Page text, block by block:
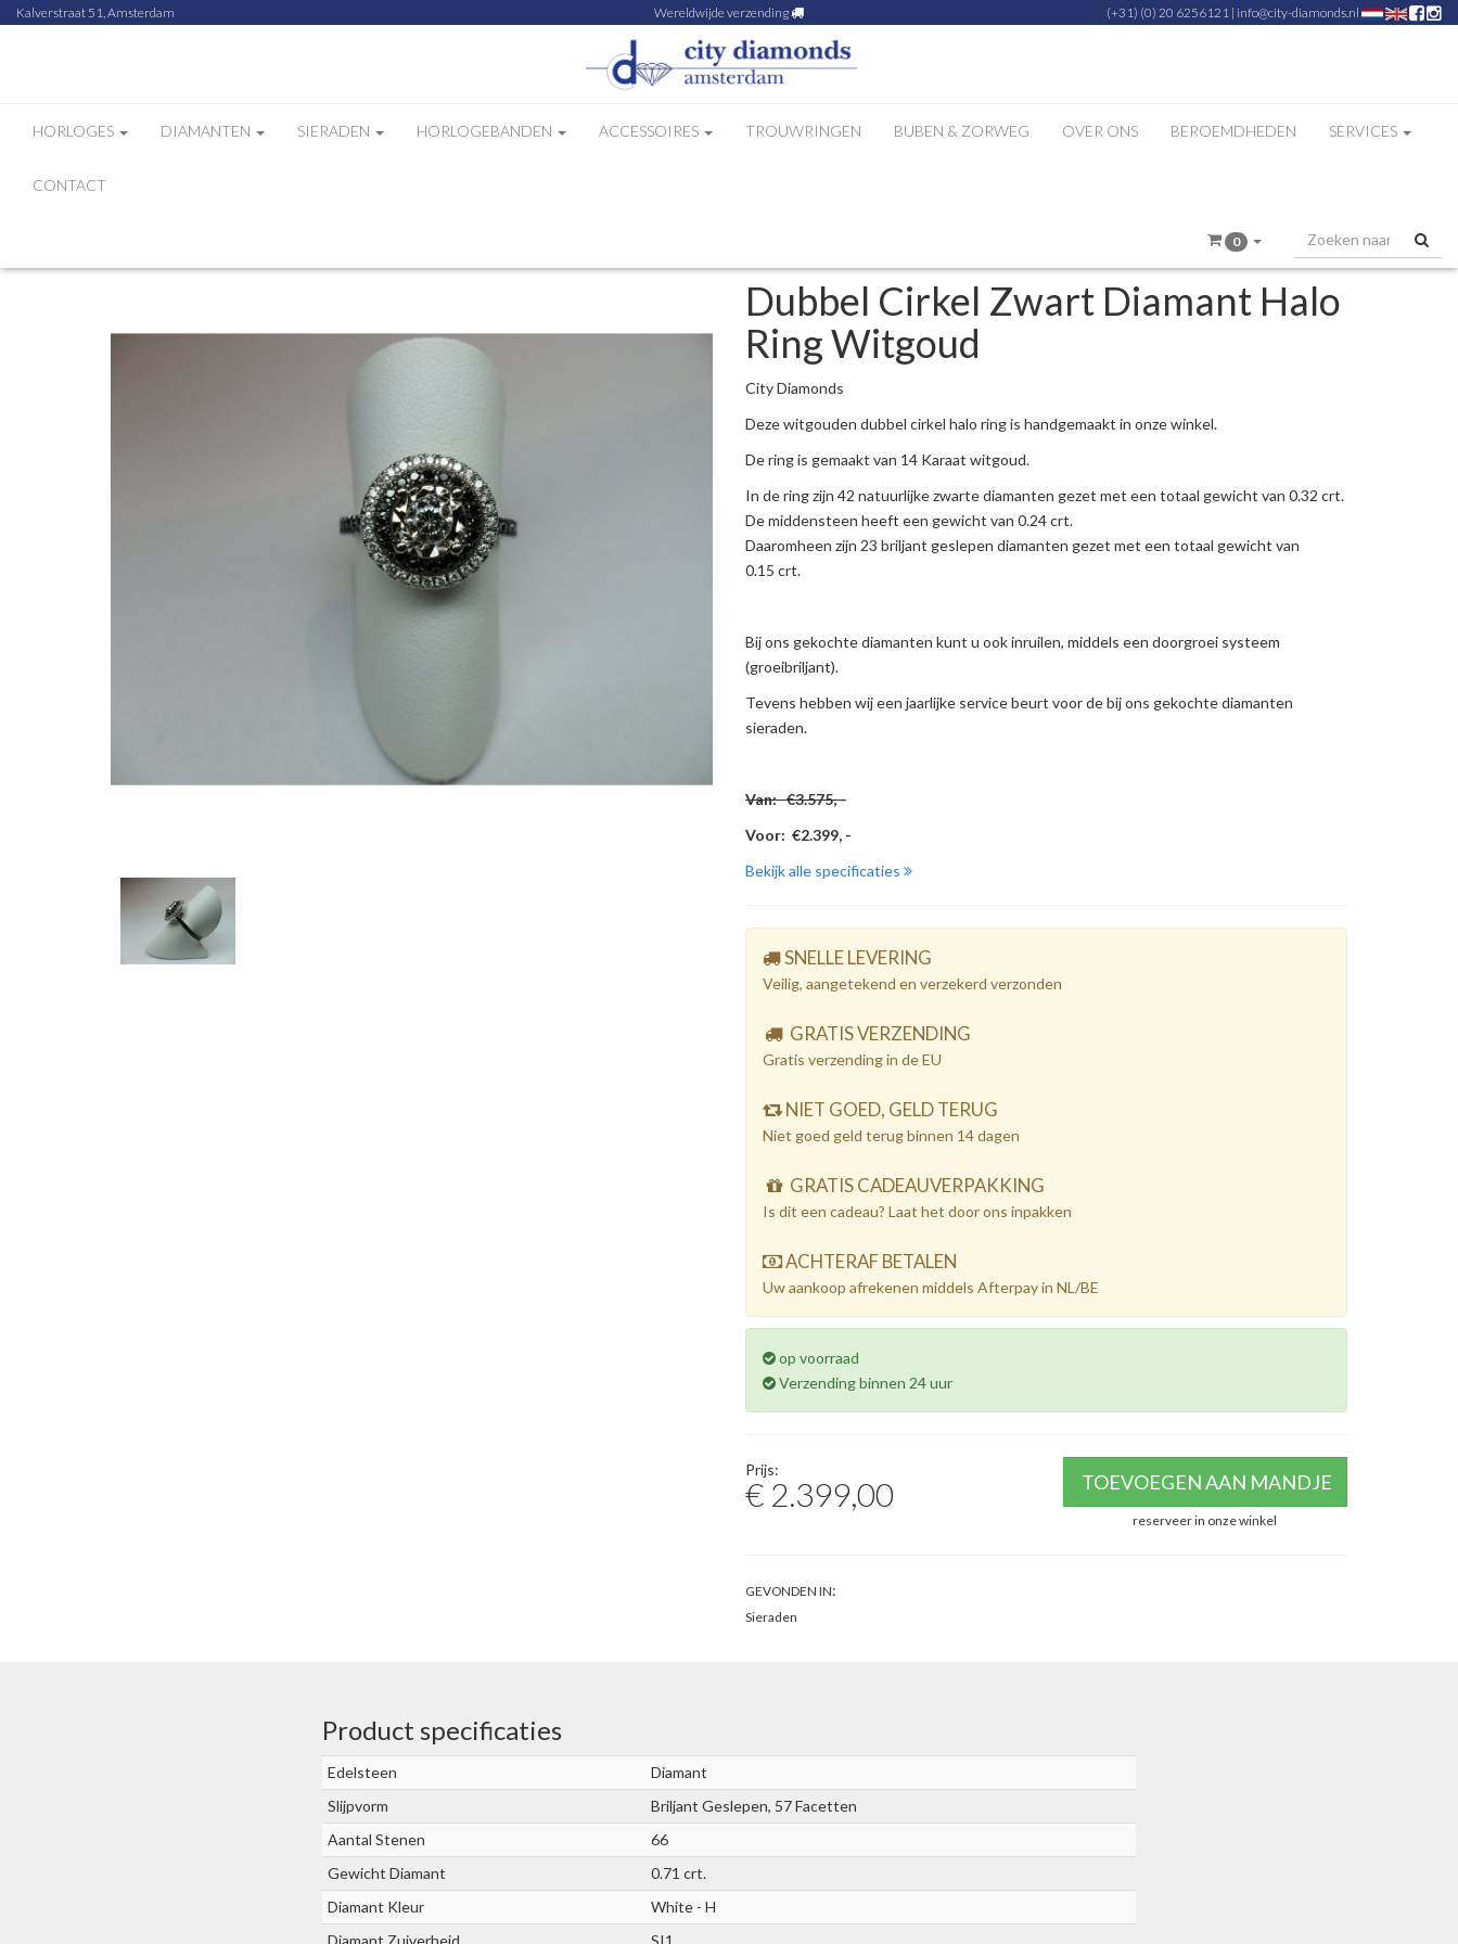
Kalverstraat 51, Amsterdam Wereldwijde verzending (+31) (0) 20 6256121 | info@city-diamonds.nl
HORLOGES DIAMANTEN SIERADEN HORLOGEBANDEN ACCESSOIRES TROUWRINGEN BUBEN & ZORWEG OVER ONS BEROEMDHEDEN SERVICES
CONTACT
0
Dubbel Cirkel Zwart Diamant Halo
Ring Witgoud
City Diamonds
Deze witgouden dubbel cirkel halo ring is handgemaakt in onze winkel.
De ring is gemaakt van 14 Karaat witgoud.
In de ring zijn 42 natuurlijke zwarte diamanten gezet met een totaal gewicht van 0.32 crt.
De middensteen heeft een gewicht van 0.24 crt.
Daaromheen zijn 23 briljant geslepen diamanten gezet met een totaal gewicht van
0.15 crt.
Bij ons gekochte diamanten kunt u ook inruilen, middels een doorgroei systeem
(groeibriljant).
Tevens hebben wij een jaarlijke service beurt voor de bij ons gekochte diamanten
sieraden.
Van: €3.575, -
Voor: €2.399, -
Bekijk alle specificaties
SNELLE LEVERING
Veilig, aangetekend en verzekerd verzonden
GRATIS VERZENDING
Gratis verzending in de EU
NIET GOED, GELD TERUG
Niet goed geld terug binnen 14 dagen
GRATIS CADEAUVERPAKKING
Is dit een cadeau? Laat het door ons inpakken
ACHTERAF BETALEN
Uw aankoop afrekenen middels Afterpay in NL/BE
op voorraad
Verzending binnen 24 uur
Prijs:
€ 2.399,00 TOEVOEGEN AAN MANDJE
reserveer in onze winkel
GEVONDEN IN:
Sieraden
Product specificaties
Edelsteen
Diamant
Slijpvorm
Briljant Geslepen, 57 Facetten
Aantal Stenen
66
Gewicht Diamant
0.71 crt.
Diamant Kleur
White - H
Diamant Zuiverheid
SI1